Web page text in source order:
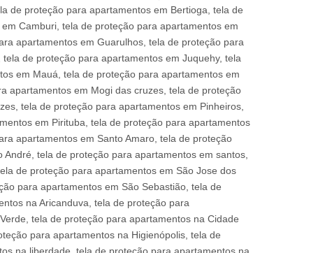
de proteção para apartamentos em Bertioga, tela de
Camburi, tela de proteção para apartamentos em
apartamentos em Guarulhos, tela de proteção para
de proteção para apartamentos em Juquehy, tela
em Mauá, tela de proteção para apartamentos em
apartamentos em Mogi das cruzes, tela de proteção
tela de proteção para apartamentos em Pinheiros,
em Pirituba, tela de proteção para apartamentos
apartamentos em Santo Amaro, tela de proteção
tela de proteção para apartamentos em santos,
de proteção para apartamentos em São Jose dos
para apartamentos em São Sebastião, tela de
na Aricanduva, tela de proteção para
tela de proteção para apartamentos na Cidade
para apartamentos na Higienópolis, tela de